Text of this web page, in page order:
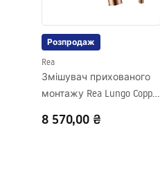
Діаметр підключення
Розпродаж
Rea
Змішувач прихованого
монтажу Rea Lungo Copper
8 570,00 ₴